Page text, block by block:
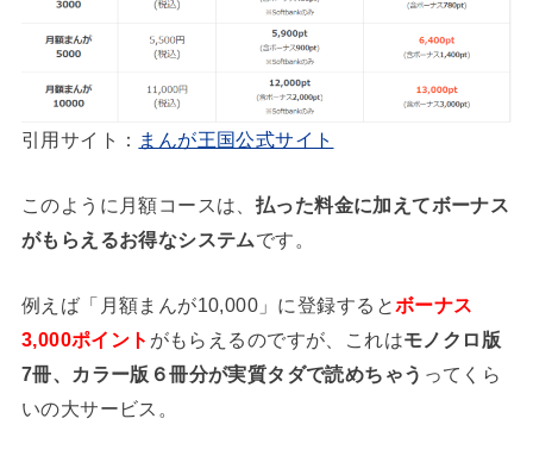
引用サイト： まんが王国公式サイト
このように月額コースは、 払った料金に加えてボーナス
がもらえるお得なシステムです。
例えば「月額まんが10,000」に登録するとボーナス
3,000ポイント がもらえるのですが、これはモノクロ版
7冊、カラー版６冊分が実質タダで読めちゃう ってくら
いの大サービス。